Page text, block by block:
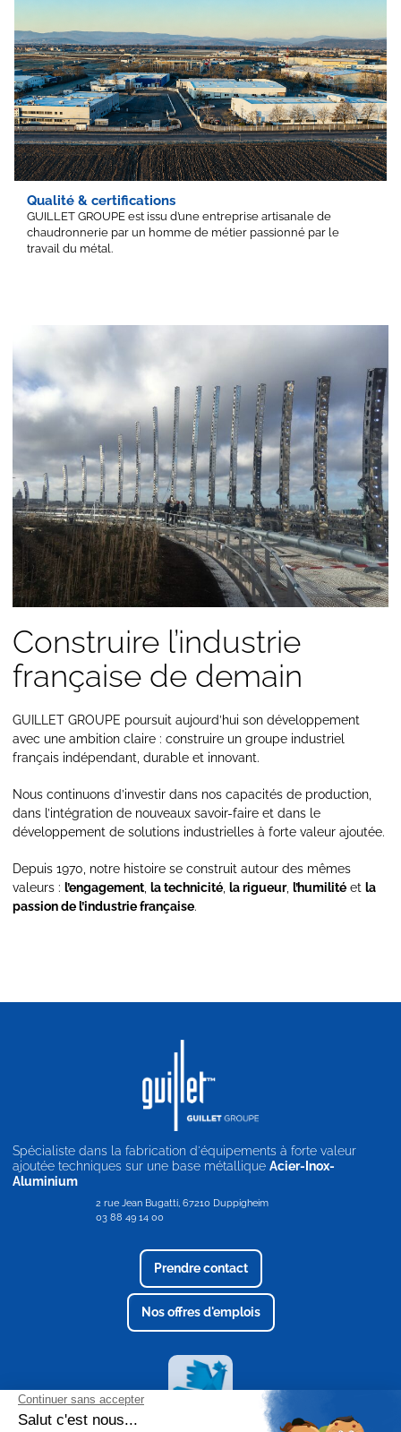
Qualité & certifications
GUILLET GROUPE est issu d’une entreprise artisanale de
chaudronnerie par un homme de métier passionné par le
travail du métal.
Construire l’industrie
française de demain
GUILLET GROUPE poursuit aujourd’hui son développement
avec une ambition claire : construire un groupe industriel
français indépendant, durable et innovant.
Nous continuons d’investir dans nos capacités de production,
dans l’intégration de nouveaux savoir-faire et dans le
développement de solutions industrielles à forte valeur ajoutée.
Depuis 1970, notre histoire se construit autour des mêmes
valeurs : l’engagement la technicité la rigueur, l’humilité et la
passion de l’industrie française.
Spécialiste dans la fabrication d'équipements à forte valeur
ajoutée techniques sur une base métallique Acier-Inox-
Aluminium
2 rue Jean Bugatti, 67210 Duppigheim
03 88 49 14 00
Prendre contact
Nos offres d'emplois